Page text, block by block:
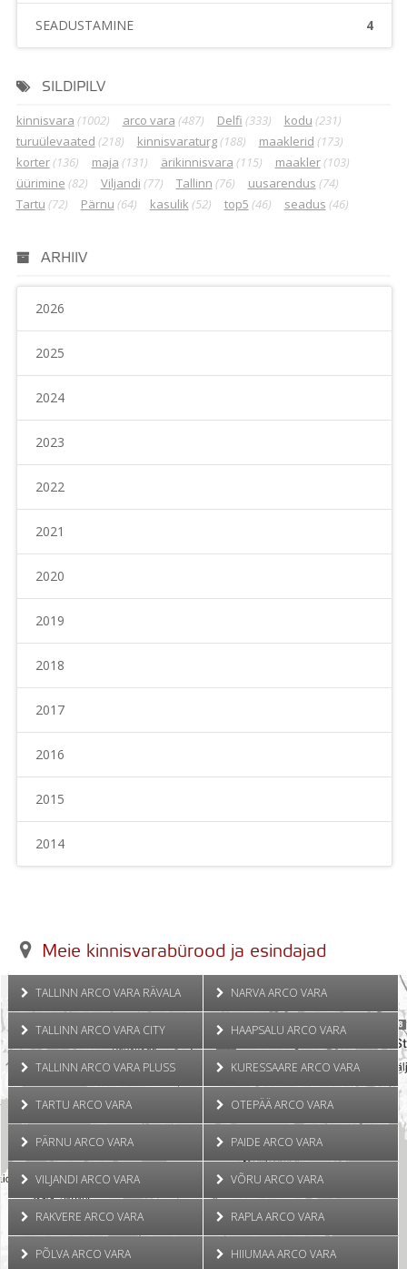
SEADUSTAMINE 4
SILDIPILV
kinnisvara (1002) arco vara (487) Delfi (333) kodu (231)
turuülevaated (218) kinnisvaraturg(188) maaklerid (173)
korter(136) maja (131) ärikinnisvara (115) maakler(103)
üürimine (82) Viljandi (77) Tallinn (76) uusarendus (74)
Tartu (72) Pärnu (64) kasulik (52) top5 (46) seadus (46)
ARHIIV
2026
2025
2024
2023
2022
2021
2020
2019
2018
2017
2016
2015
2014
Meie kinnisvarabürood ja esindajad
TALLINN ARCO VARA RÄVALA
TALLINN ARCO VARA CITY
TALLINN ARCO VARA PLUSS
TARTU ARCO VARA
PÄRNU ARCO VARA
VILJANDI ARCO VARA
RAKVERE ARCO VARA
PÕLVA ARCO VARA
NARVA ARCO VARA
HAAPSALU ARCO VARA
KURESSAARE ARCO VARA
OTEPÄÄ ARCO VARA
PAIDE ARCO VARA
VÕRU ARCO VARA
RAPLA ARCO VARA
HIIUMAA ARCO VARA